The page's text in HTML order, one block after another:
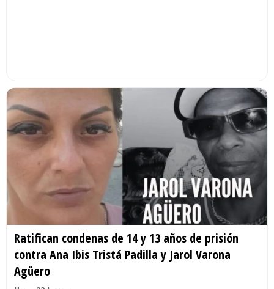
Ratifican condenas de 14 y 13 años de prisión
contra Ana Ibis Tristá Padilla y Jarol Varona
Agüero